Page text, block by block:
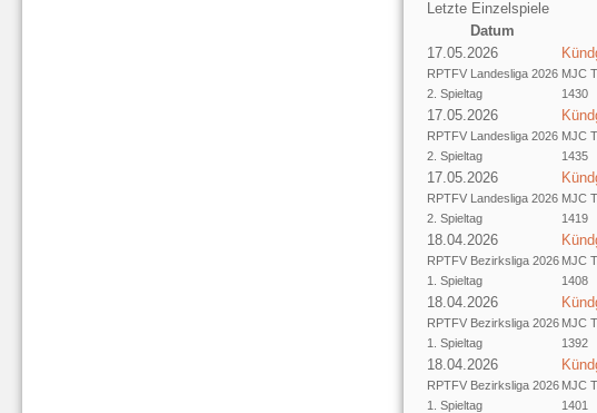
Letzte Einzelspiele
Datum
17.05.2026
RPTFV Landesliga 2026
2. Spieltag
MJC
1430
17.05.2026
RPTFV Landesliga 2026
2. Spieltag
MJC
1435
17.05.2026
RPTFV Landesliga 2026
2. Spieltag
MJC
1419
18.04.2026
RPTFV Bezirksliga 2026
1. Spieltag
MJC
1408
18.04.2026
RPTFV Bezirksliga 2026
1. Spieltag
MJC
1392
18.04.2026
RPTFV Bezirksliga 2026
1. Spieltag
MJC
1401